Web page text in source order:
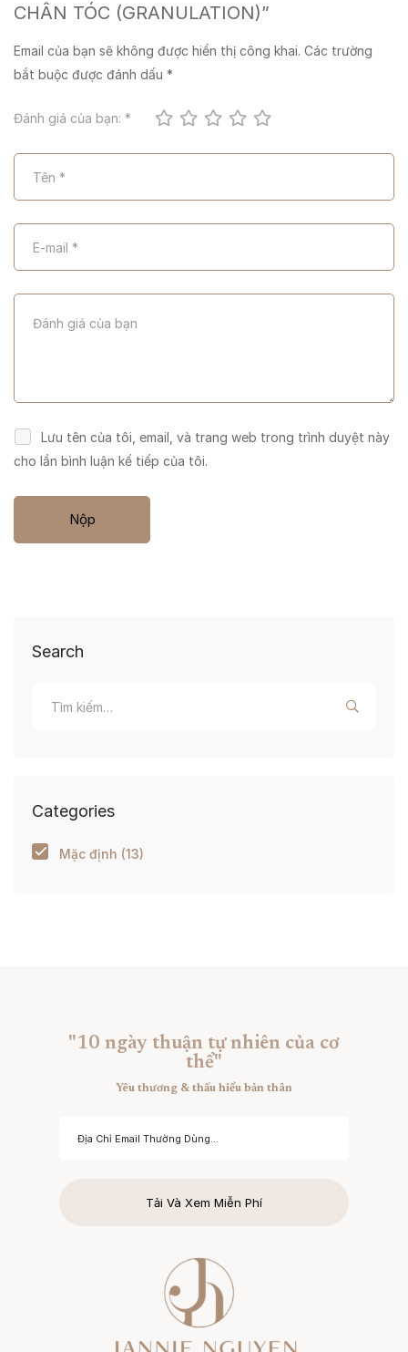
Search
Categories
Mặc định (13)
CHÂN TÓC (GRANULATION)”
Email của bạn sẽ không được hiển thị công khai. Các trường
bắt buộc được đánh dấu *
Đánh giá của bạn: *
Lưu tên của tôi, email, và trang web trong trình duyệt này
cho lần bình luận kế tiếp của tôi.
"10 ngày thuận tự nhiên của cơ
thể"
Yêu thương & thấu hiểu bản thân
Tải Và Xem Miễn Phí